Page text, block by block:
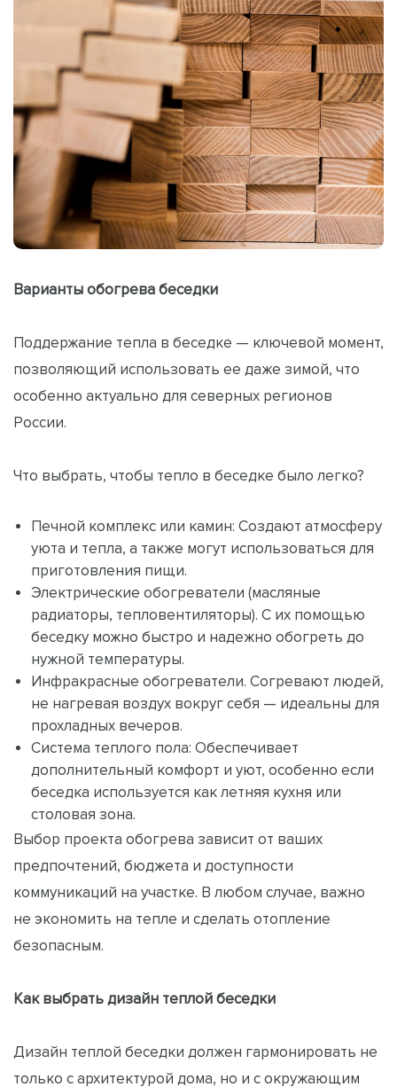
Варианты обогрева беседки
Поддержание тепла в беседке — ключевой момент,
позволяющий использовать ее даже зимой, что
особенно актуально для северных регионов
России.
Что выбрать, чтобы тепло в беседке было легко?
Печной комплекс или камин: Создают атмосферу
уюта и тепла, а также могут использоваться для
приготовления пищи.
Электрические обогреватели (масляные
радиаторы, тепловентиляторы). С их помощью
беседку можно быстро и надежно обогреть до
нужной температуры.
Инфракрасные обогреватели. Согревают людей,
не нагревая воздух вокруг себя — идеальны для
прохладных вечеров.
Система теплого пола: Обеспечивает
дополнительный комфорт и уют, особенно если
беседка используется как летняя кухня или
столовая зона.
Выбор проекта обогрева зависит от ваших
предпочтений, бюджета и доступности
коммуникаций на участке. В любом случае, важно
не экономить на тепле и сделать отопление
безопасным.
Как выбрать дизайн теплой беседки
Дизайн теплой беседки должен гармонировать не
только с архитектурой дома, но и с окружающим